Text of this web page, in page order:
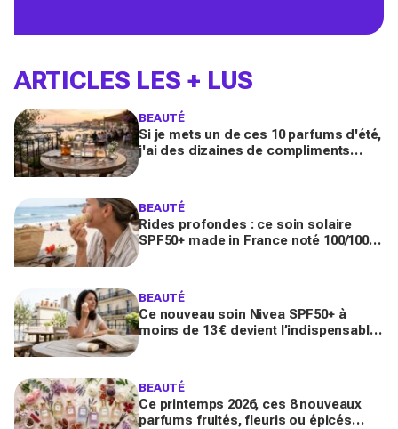
ARTICLES LES + LUS
BEAUTÉ
Si je mets un de ces 10 parfums d'été,
j'ai des dizaines de compliments
BEAUTÉ
Rides profondes : ce soin solaire
SPF50+ made in France noté 100/100
BEAUTÉ
Ce nouveau soin Nivea SPF50+ à
moins de 13 € devient l’indispensable
BEAUTÉ
Ce printemps 2026, ces 8 nouveaux
parfums fruités, fleuris ou épicés